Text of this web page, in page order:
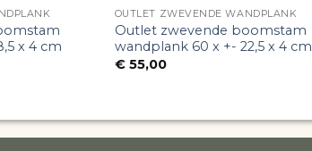
x 4 cm
OUTLET ZWEVENDE WANDPLANK
Outlet zwevende boomstam
wandplank 60 x +- 22,5 x 4 cm
€55,00